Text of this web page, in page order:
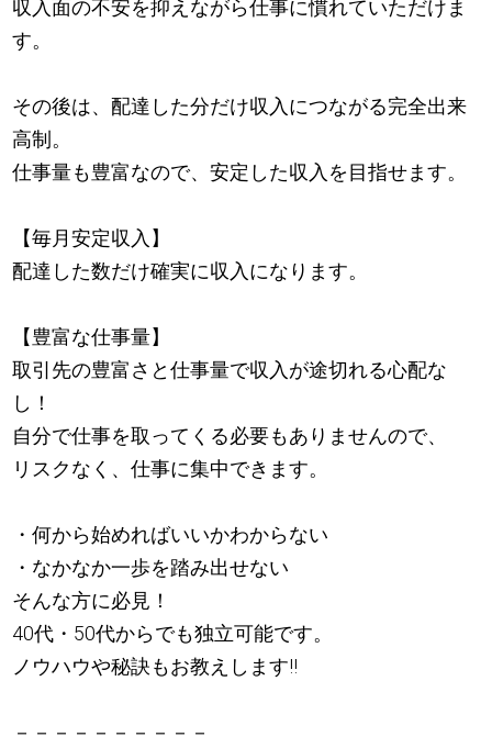
収入面の不安を抑えながら仕事に慣れていただけま
す。
その後は、配達した分だけ収入につながる完全出来
高制。
仕事量も豊富なので、安定した収入を目指せます。
【毎月安定収入】
配達した数だけ確実に収入になります。
【豊富な仕事量】
取引先の豊富さと仕事量で収入が途切れる心配な
し！
自分で仕事を取ってくる必要もありませんので、
リスクなく、仕事に集中できます。
・何から始めればいいかわからない
・なかなか一歩を踏み出せない
そんな方に必見！
40代・50代からでも独立可能です。
ノウハウや秘訣もお教えします!!
－－－－－－－－－－